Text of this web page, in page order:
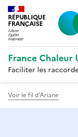
RÉPUBLIQUE
FRANÇAISE
France Chaleur
Faciliter les
Voir le fil d’Ariane